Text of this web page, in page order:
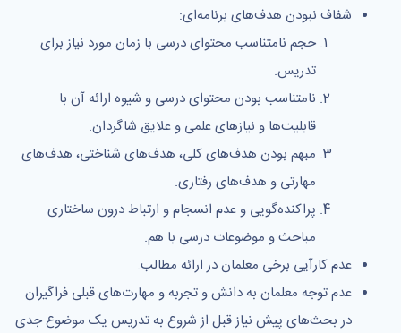
شفاف نبودن هدف‌های برنامه‌ای:
حجم نامتناسب محتوای درسی با زمان مورد نیاز برای
تدریس.
نامتناسب بودن محتوای درسی و شیوه ارائه آن با
قابلیت‌ها و نیازهای علمی و علایق شاگردان.
مبهم بودن هدف‌های کلی، هدف‌های شناختی، هدف‌های
مهارتی و هدف‌های رفتاری.
پراکنده‌گویی و عدم انسجام و ارتباط درون ساختاری
مباحث و موضوعات درسی با هم.
عدم کارآیی برخی معلمان در ارائه مطالب.
عدم توجه معلمان به دانش و تجربه و مهارت‌های قبلی فراگیران
در بحث‌های پیش نیاز قبل از شروع به تدریس یک موضوع جدی